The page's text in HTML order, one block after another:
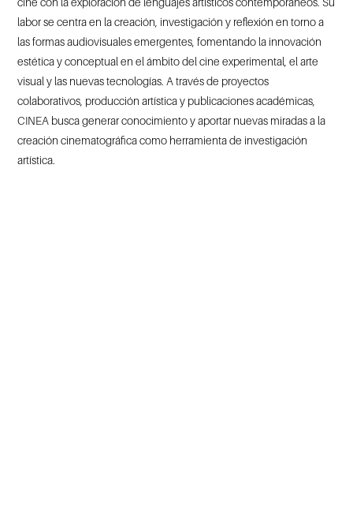
labor se centra en la creación, investigación y reflexión en torno a
las formas audiovisuales emergentes, fomentando la innovación
estética y conceptual en el ámbito del cine experimental, el arte
visual y las nuevas tecnologías. A través de proyectos
colaborativos, producción artística y publicaciones académicas,
CINEA busca generar conocimiento y aportar nuevas miradas a la
creación cinematográfica como herramienta de investigación
artística.